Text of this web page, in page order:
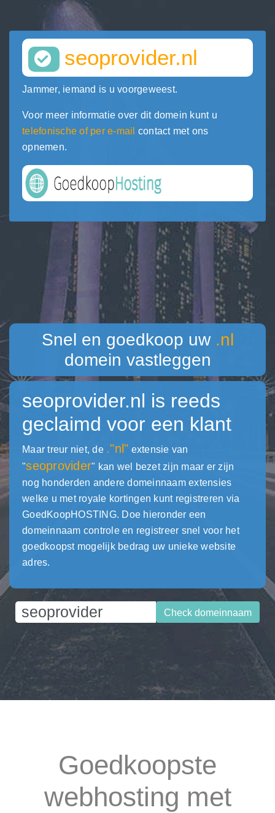
seoprovider.nl
Jammer, iemand is u voorgeweest.
Voor meer informatie over dit domein kunt u
telefonische of per e-mail contact met ons
opnemen.
Snel en goedkoop uw .nl
domein vastleggen
seoprovider.nl is reeds
geclaimd voor een klant
Maar treur niet, de ."nl" extensie van
"seoprovider" kan wel bezet zijn maar er zijn
nog honderden andere domeinnaam extensies
welke u met royale kortingen kunt registreren via
GoedKoopHOSTING. Doe hieronder een
domeinnaam controle en registreer snel voor het
goedkoopst mogelijk bedrag uw unieke website
adres.
Check domeinnaam
Goedkoopste
webhosting met